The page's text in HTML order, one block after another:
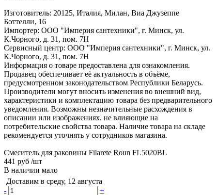
Изготовитель: 20125, Италия, Милан, Виа Джузеппе
Боттелли, 16
Импортер: ООО "Империя сантехники", г. Минск, ул.
К.Чорного, д. 31, пом. 7Н
Сервисный центр: ООО "Империя сантехники", г. Минск, ул.
К.Чорного, д. 31, пом. 7Н
Информация о товаре предоставлена для ознакомления.
Продавец обеспечивает её актуальность в объёме,
предусмотренном законодательством Республики Беларусь.
Производители могут вносить изменения во внешний вид,
характеристики и комплектацию товара без предварительного
уведомления. Возможны незначительные расхождения в
описании или изображениях, не влияющие на
потребительские свойства товара. Наличие товара на складе
рекомендуется уточнять у сотрудников магазина.
Смеситель для раковины Filarete Roun FL5020BL
441 руб /шт
В наличии мало
Доставим в среду, 12 августа
-
+